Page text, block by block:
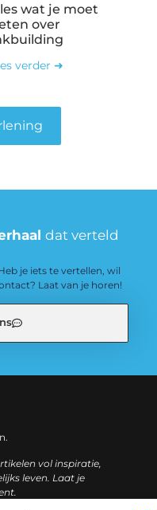
wat je moet
over
verder ➜
dat verteld
je iets te vertellen, wil
Laat van je horen!
vol inspiratie,
leven. Laat je